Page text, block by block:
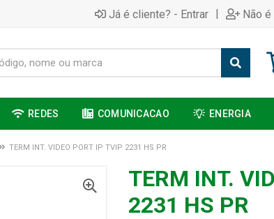
Já é cliente? - Entrar | Não
REDES COMUNICACAO ENERGIA
TERM INT. VIDEO PORT IP TVIP 2231 HS PR
TERM INT.
2231 HS PR